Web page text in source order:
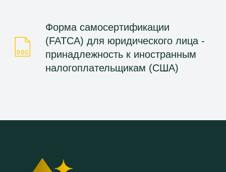
Форма самосертификации
(FATCA) для юридического лица -
принадлежность к иностранным
налогоплательщикам (США)